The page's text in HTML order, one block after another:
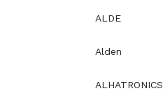
ALDE
Alden
ALHATRONICS